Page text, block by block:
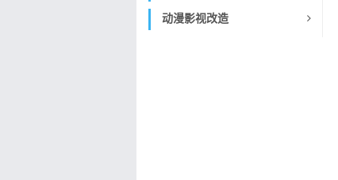
动漫影视改造